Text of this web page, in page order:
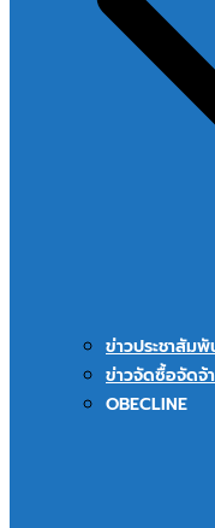
ข่าวประชาสัม
ข่าวจัดซื้อจัดจ้
OBECLINE